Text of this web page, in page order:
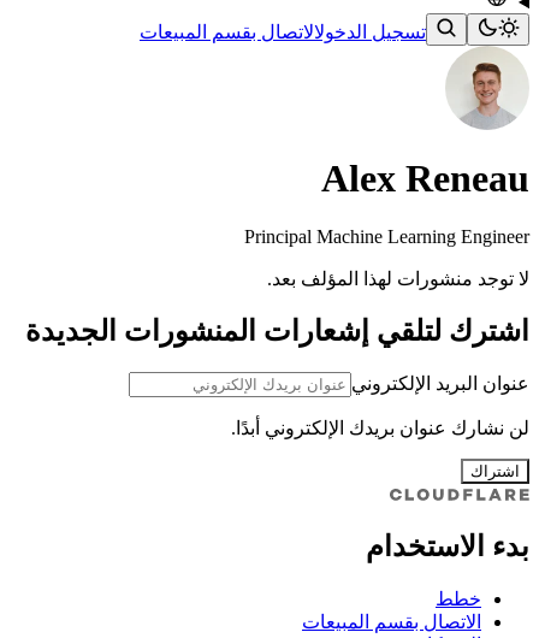
تسجيل الدخولالاتصال بقسم المبيعات
Alex Reneau
Principal Machine Learning Engineer
لا توجد منشورات لهذا المؤلف بعد.
اشترك لتلقي إشعارات المنشورات الجديدة
عنوان البريد الإلكتروني
لن نشارك عنوان بريدك الإلكتروني أبدًا.
اشتراك
بدء الاستخدام
خطط
الاتصال بقسم المبيعات